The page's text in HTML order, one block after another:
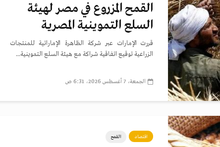
القمح المزروع في مصر لهيئة
السلع التموينية المصرية
قررت الإمارات عبر شركة الظاهرة الإماراتية للمنتجات
الزراعية توقيع اتفاقية شراكة مع هيئة السلع التموينية...
الجمعة، 7 أغسطس 2026، 6:31 ص
اقتصاد القمح